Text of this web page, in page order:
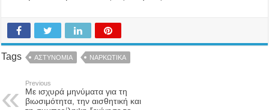
Tags ΑΣΤΥΝΟΜΙΑ ΝΑΡΚΩΤΙΚΑ
Previous
Με ισχυρά μηνύματα για τη
βιωσιμότητα, την αισθητική και